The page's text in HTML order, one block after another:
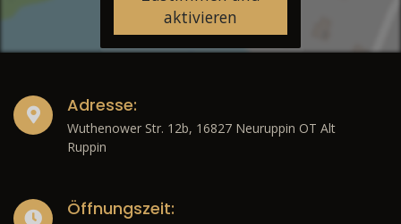
aktivieren
Adresse:
Wuthenower Str. 12b, 16827 Neuruppin OT Alt
Ruppin
Öffnungszeit: